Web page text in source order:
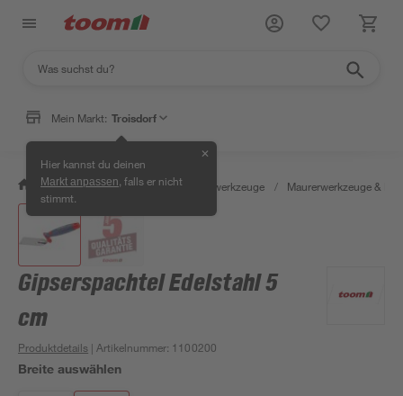
Mein Markt: Troisdorf
Hier kannst du deinen
Markt anpassen , falls er nicht
stimmt.
✕
/ Werkstatt & Maschinen / Handwerkzeuge / Maurerwerkzeuge &
Gipserspachtel Edelstahl 5
cm
Produktdetails | Artikelnummer: 1100200
Breite auswählen